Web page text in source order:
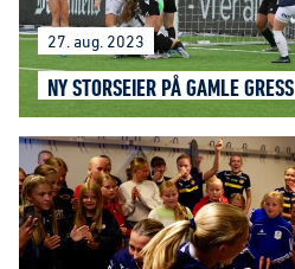
27. aug. 2023
NY STORSEIER PÅ GAMLE GRESS